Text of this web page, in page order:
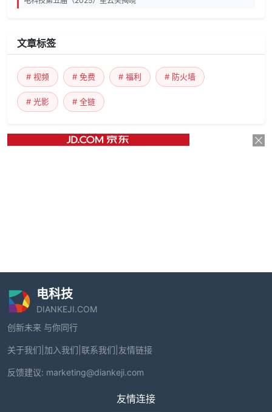
文章标签
# 视频 # 免费 # 福利 # 防火墙
# 光影 # 全链
电科技
DIANKEJI.COM
创新未来 与你同行
关于我们 加入我们 联系我们 友情链接
反馈建议: marketing@diankeji.com
友情连接